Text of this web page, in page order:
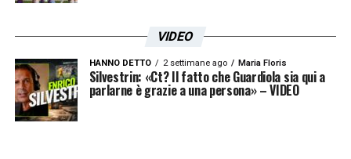
VIDEO
HANNO DETTO 2 settimane ago Maria Floris
Silvestrin: «Ct? Il fatto che Guardiola sia qui a
parlarne è grazie a una persona» – VIDEO